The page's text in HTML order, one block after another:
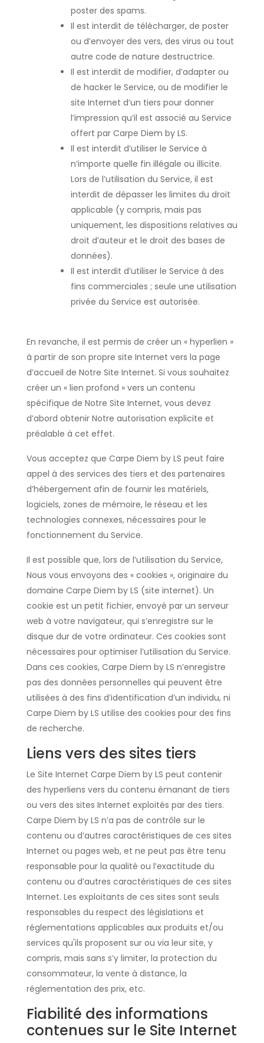
poster des spams.
Il est interdit de télécharger, de poster
ou d’envoyer des vers, des virus ou tout
autre code de nature destructrice.
Il est interdit de modifier, d’adapter ou
de hacker le Service, ou de modifier le
site Internet d’un tiers pour donner
l’impression qu’il est associé au Service
offert par Carpe Diem by LS.
Il est interdit d’utiliser le Service à
n’importe quelle fin illégale ou illicite.
Lors de l’utilisation du Service, il est
interdit de dépasser les limites du droit
applicable (y compris, mais pas
uniquement, les dispositions relatives au
droit d’auteur et le droit des bases de
données).
Il est interdit d’utiliser le Service à des
fins commerciales ; seule une utilisation
privée du Service est autorisée.
En revanche, il est permis de créer un « hyperlien »
à partir de son propre site Internet vers la page
d’accueil de Notre Site Internet. Si vous souhaitez
créer un « lien profond » vers un contenu
spécifique de Notre Site Internet, vous devez
d’abord obtenir Notre autorisation explicite et
préalable à cet effet.
Vous acceptez que Carpe Diem by LS peut faire
appel à des services des tiers et des partenaires
d’hébergement afin de fournir les matériels,
logiciels, zones de mémoire, le réseau et les
technologies connexes, nécessaires pour le
fonctionnement du Service.
Il est possible que, lors de l’utilisation du Service,
Nous vous envoyons des « cookies », originaire du
domaine Carpe Diem by LS (site internet). Un
cookie est un petit fichier, envoyé par un serveur
web à votre navigateur, qui s’enregistre sur le
disque dur de votre ordinateur. Ces cookies sont
nécessaires pour optimiser l’utilisation du Service.
Dans ces cookies, Carpe Diem by LS n’enregistre
pas des données personnelles qui peuvent être
utilisées à des fins d’identification d’un individu, ni
Carpe Diem by LS utilise des cookies pour des fins
de recherche.
Liens vers des sites tiers
Le Site Internet Carpe Diem by LS peut contenir
des hyperliens vers du contenu émanant de tiers
ou vers des sites Internet exploités par des tiers.
Carpe Diem by LS n’a pas de contrôle sur le
contenu ou d’autres caractéristiques de ces sites
Internet ou pages web, et ne peut pas être tenu
responsable pour la qualité ou l’exactitude du
contenu ou d’autres caractéristiques de ces sites
Internet. Les exploitants de ces sites sont seuls
responsables du respect des législations et
réglementations applicables aux produits et/ou
services qu'ils proposent sur ou via leur site, y
compris, mais sans s’y limiter, la protection du
consommateur, la vente à distance, la
réglementation des prix, etc.
Fiabilité des informations
contenues sur le Site Internet